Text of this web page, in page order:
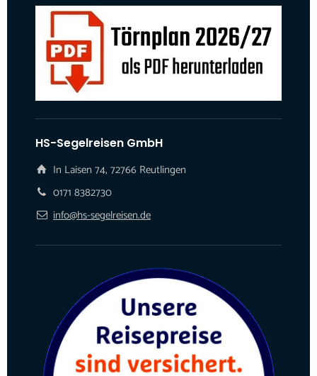
HS-Segelreisen GmbH
In Laisen 74, 72766 Reutlingen
0171 8382730
info@hs-segelreisen.de